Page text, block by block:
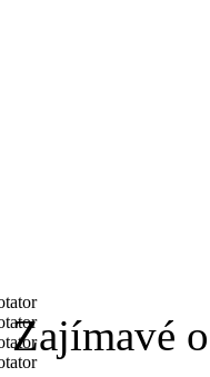
Zajímavé